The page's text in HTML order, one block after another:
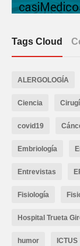
Tags Cloud
ALERGOLOGÍA
Ciencia
covid19
Embriología
Entrevistas
Fisiología
Hospital Trueta
humor ICTUS